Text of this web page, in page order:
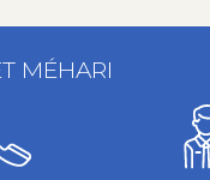
MÉHARI